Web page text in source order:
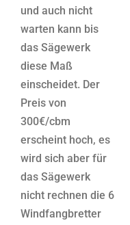
und auch nicht
warten kann bis
das Sägewerk
diese Maß
einscheidet. Der
Preis von
300€/cbm
erscheint hoch, es
wird sich aber für
das Sägewerk
nicht rechnen die 6
Windfangbretter